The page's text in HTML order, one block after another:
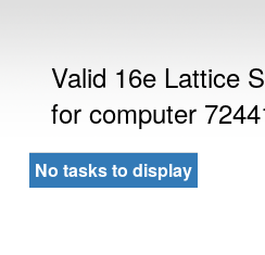
Valid 16e Lattice
for computer
No tasks to display